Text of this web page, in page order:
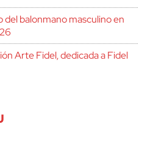
del balonmano masculino en
Arte Fidel, dedicada a Fidel